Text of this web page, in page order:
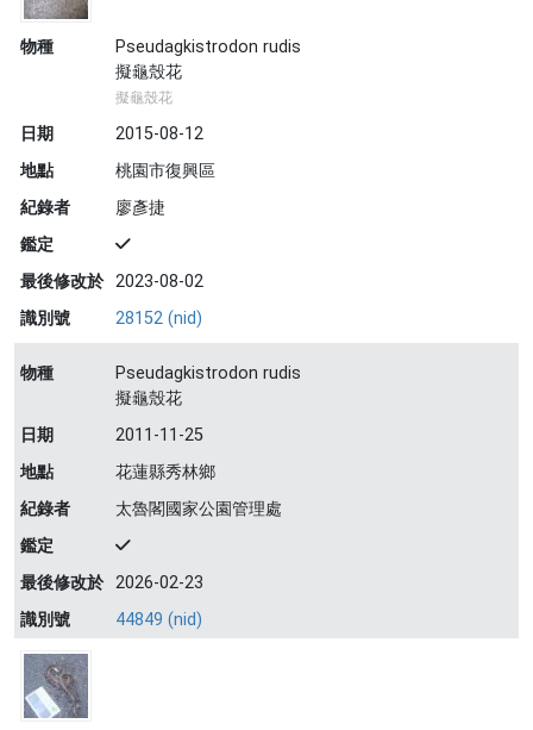
物種
Pseudagkistrodon rudis
擬龜殼花
擬龜殼花
日期
2015-08-12
地點
桃園市復興區
紀錄者
廖彥捷
鑑定
最後修改於 2023-08-02
識別號
28152 (nid)
物種
Pseudagkistrodon rudis
擬龜殼花
日期
2011-11-25
地點
花蓮縣秀林鄉
紀錄者
太魯閣國家公園管理處
鑑定
最後修改於 2026-02-23
識別號
44849 (nid)